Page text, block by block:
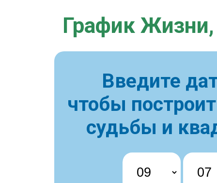
График Жизни,
Введите
чтобы
судьбы и